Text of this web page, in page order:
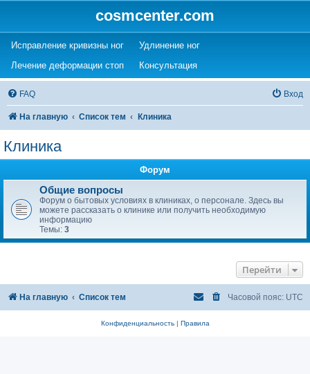
cosmcenter.com
Исправление кривизны ног(Opens a new tab)
Удлинение ног(Opens a new tab)
Лечение деформации стоп(Opens a new tab)
Консультация(Opens a new tab)
FAQ Вход
На главную Список тем Клиника
Клиника
Форум
Общие вопросы
Форум о бытовых условиях в клиниках, о персонале. Здесь вы
можете рассказать о клинике или получить необходимую
информацию
Темы: 3
Перейти
На главную Список тем Часовой пояс: UTC
Конфиденциальность| Правила